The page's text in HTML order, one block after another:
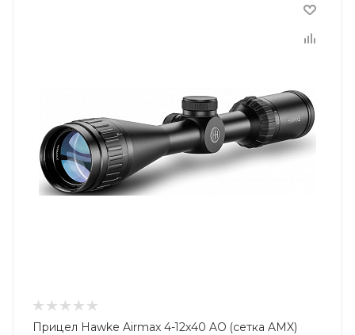
Прицел Hawke Airmax 4-12x40 AO (сетка AMX)